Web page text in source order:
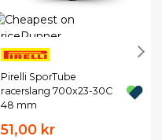
Pirelli SporTube
racerslang 700x23-30C
48 mm
51,00 kr